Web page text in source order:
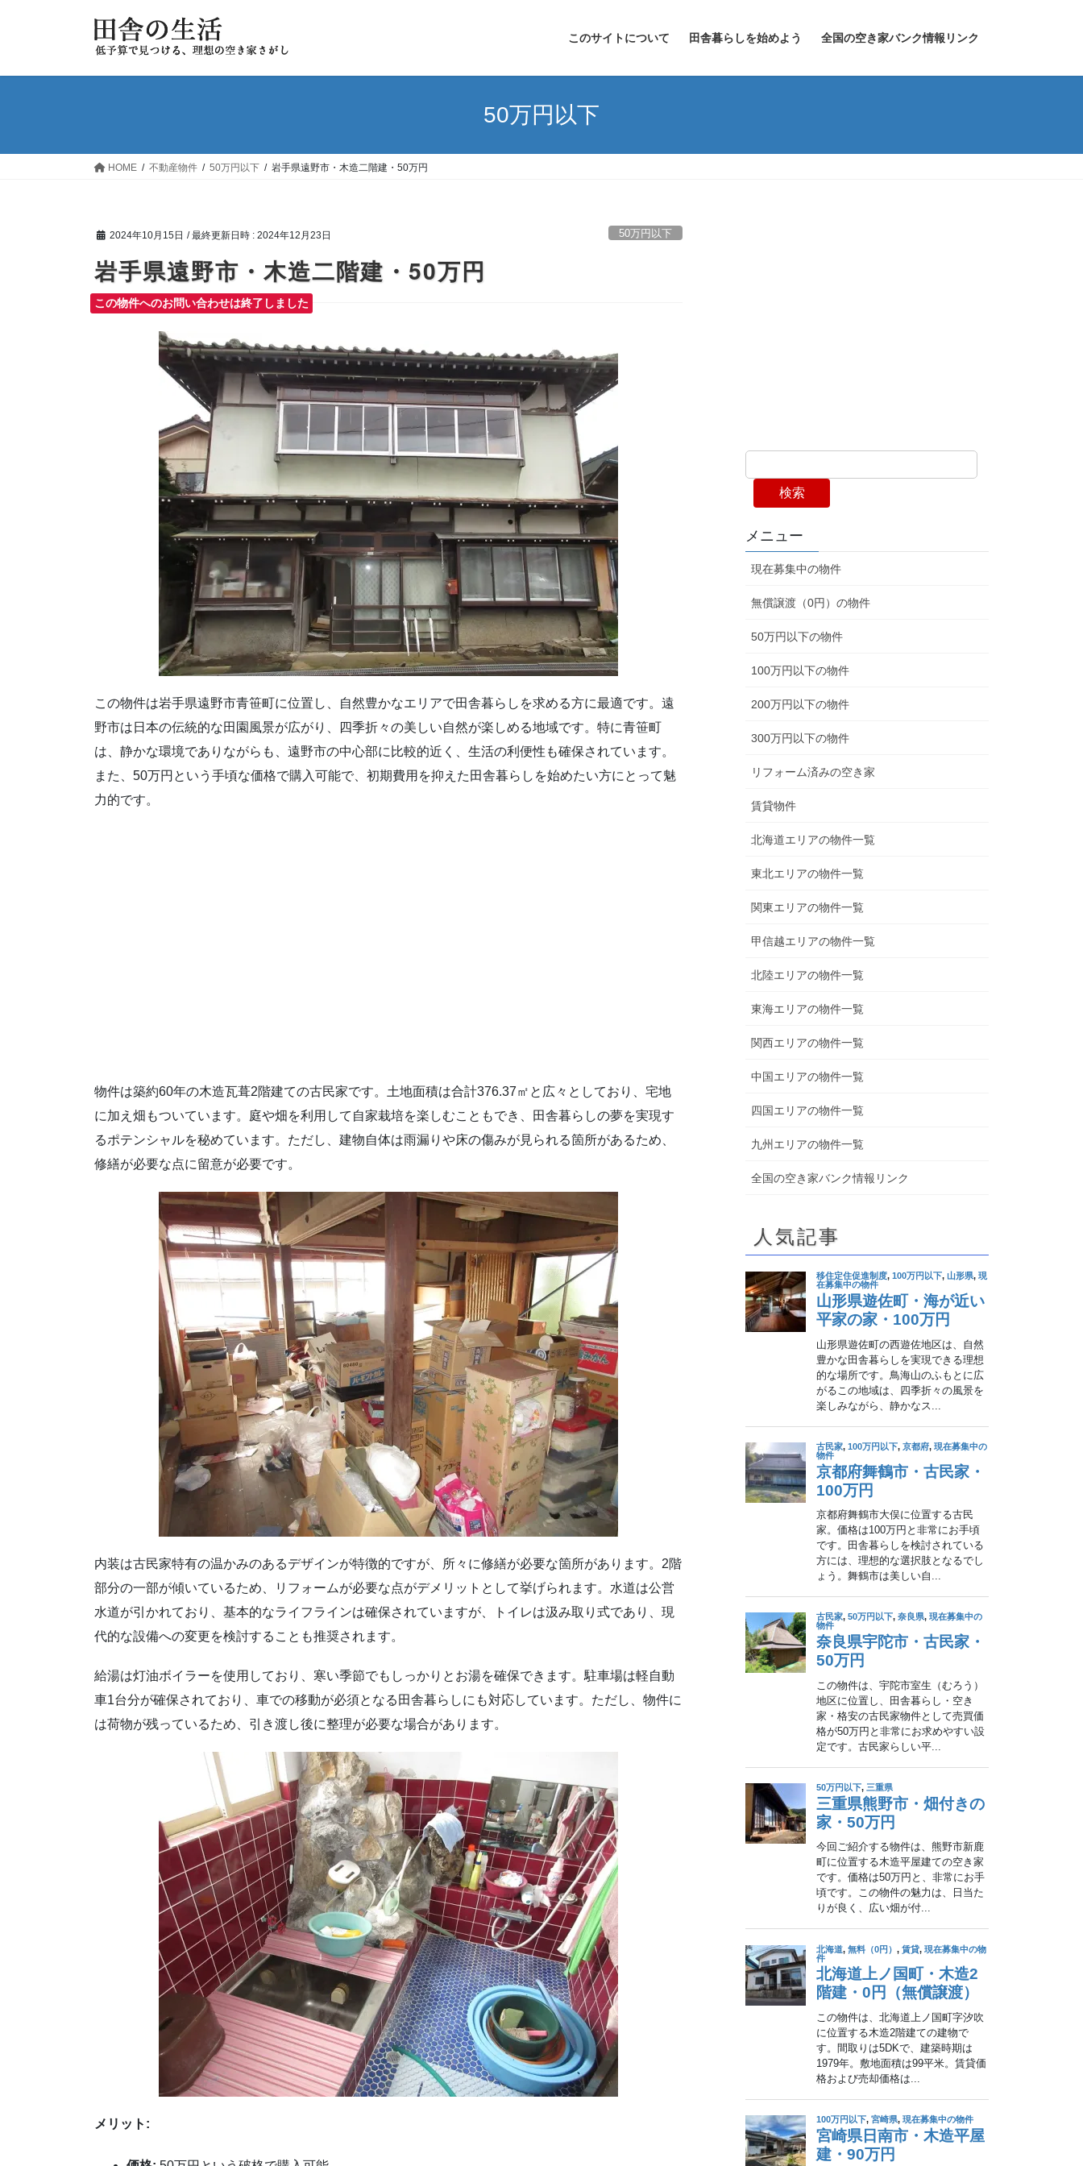
このサイトについて 田舎暮らしを始めよう 全国の空き家バンク情報リンク
50万円以下
HOME 不動産物件 50万円以下 岩手県遠野市・木造二階建・50万円
2024年10月15日 / 最終更新日時 : 2024年12月23日 50万円以下
岩手県遠野市・木造二階建・50万円
この物件は岩手県遠野市青笹町に位置し、自然豊かなエリアで田舎暮らしを求める方に最適です。遠
野市は日本の伝統的な田園風景が広がり、四季折々の美しい自然が楽しめる地域です。特に青笹町
は、静かな環境でありながらも、遠野市の中心部に比較的近く、生活の利便性も確保されています。
また、50万円という手頃な価格で購入可能で、初期費用を抑えた田舎暮らしを始めたい方にとって魅
力的です。
物件は築約60年の木造瓦葺2階建ての古民家です。土地面積は合計376.37㎡と広々としており、宅地
に加え畑もついています。庭や畑を利用して自家栽培を楽しむこともでき、田舎暮らしの夢を実現す
るポテンシャルを秘めています。ただし、建物自体は雨漏りや床の傷みが見られる箇所があるため、
修繕が必要な点に留意が必要です。
内装は古民家特有の温かみのあるデザインが特徴的ですが、所々に修繕が必要な箇所があります。2階
部分の一部が傾いているため、リフォームが必要な点がデメリットとして挙げられます。水道は公営
水道が引かれており、基本的なライフラインは確保されていますが、トイレは汲み取り式であり、現
代的な設備への変更を検討することも推奨されます。
給湯は灯油ボイラーを使用しており、寒い季節でもしっかりとお湯を確保できます。駐車場は軽自動
車1台分が確保されており、車での移動が必須となる田舎暮らしにも対応しています。ただし、物件に
は荷物が残っているため、引き渡し後に整理が必要な場合があります。
メリット:
この物件へのお問い合わせは終了しました
検索
メニュー
現在募集中の物件
無償譲渡（0円）の物件
50万円以下の物件
100万円以下の物件
200万円以下の物件
300万円以下の物件
リフォーム済みの空き家
賃貸物件
北海道エリアの物件一覧
東北エリアの物件一覧
関東エリアの物件一覧
甲信越エリアの物件一覧
北陸エリアの物件一覧
東海エリアの物件一覧
関西エリアの物件一覧
中国エリアの物件一覧
四国エリアの物件一覧
九州エリアの物件一覧
全国の空き家バンク情報リンク
人気記事